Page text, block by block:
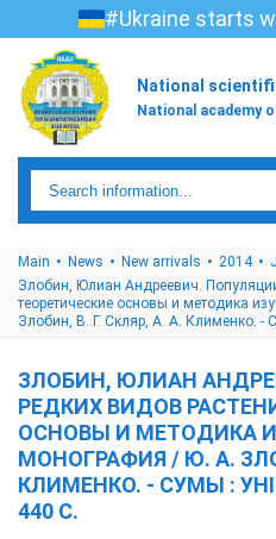
#Ukraine starts
National
National academy
Main News New arrivals 2014
Злобин, Юлиан Андреевич.
теоретические основы и методика
Злобин, В. Г. Скляр, А. А. Клименко. -
ЗЛОБИН, ЮЛИАН
РЕДКИХ ВИДОВ
ОСНОВЫ И МЕТОДИКА
МОНОГРАФИЯ / Ю. А.
КЛИМЕНКО. - СУМЫ :
440 С.